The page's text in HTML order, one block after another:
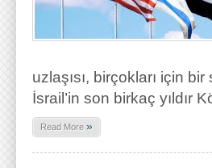
uzlaşısı, birçokları için
İsrail’in son birkaç yıldır
Read More »